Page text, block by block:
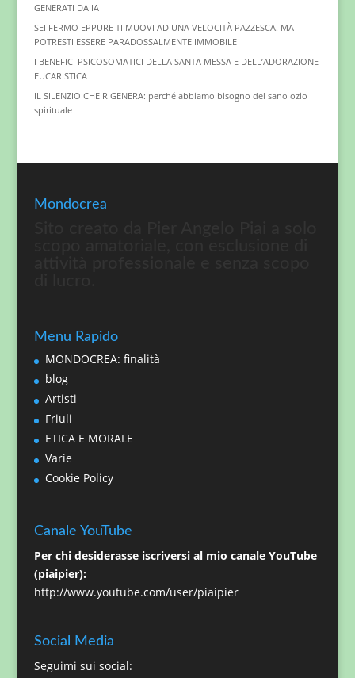
GENERATI DA IA
SEI FERMO EPPURE TI MUOVI AD UNA VELOCITÀ PAZZESCA. MA
POTRESTI ESSERE PARADOSSALMENTE IMMOBILE
I BENEFICI PSICOSOMATICI DELLA SANTA MESSA E DELL’ADORAZIONE
EUCARISTICA
IL SILENZIO CHE RIGENERA: perché abbiamo bisogno del sano ozio
spirituale
Mondocrea
Menu Rapido
MONDOCREA: finalità
blog
Artisti
Friuli
ETICA E MORALE
Varie
Cookie Policy
Canale YouTube
Per chi desiderasse iscriversi al mio canale YouTube
(piaipier):
http://www.youtube.com/user/piaipier
Social Media
Seguimi sui social: